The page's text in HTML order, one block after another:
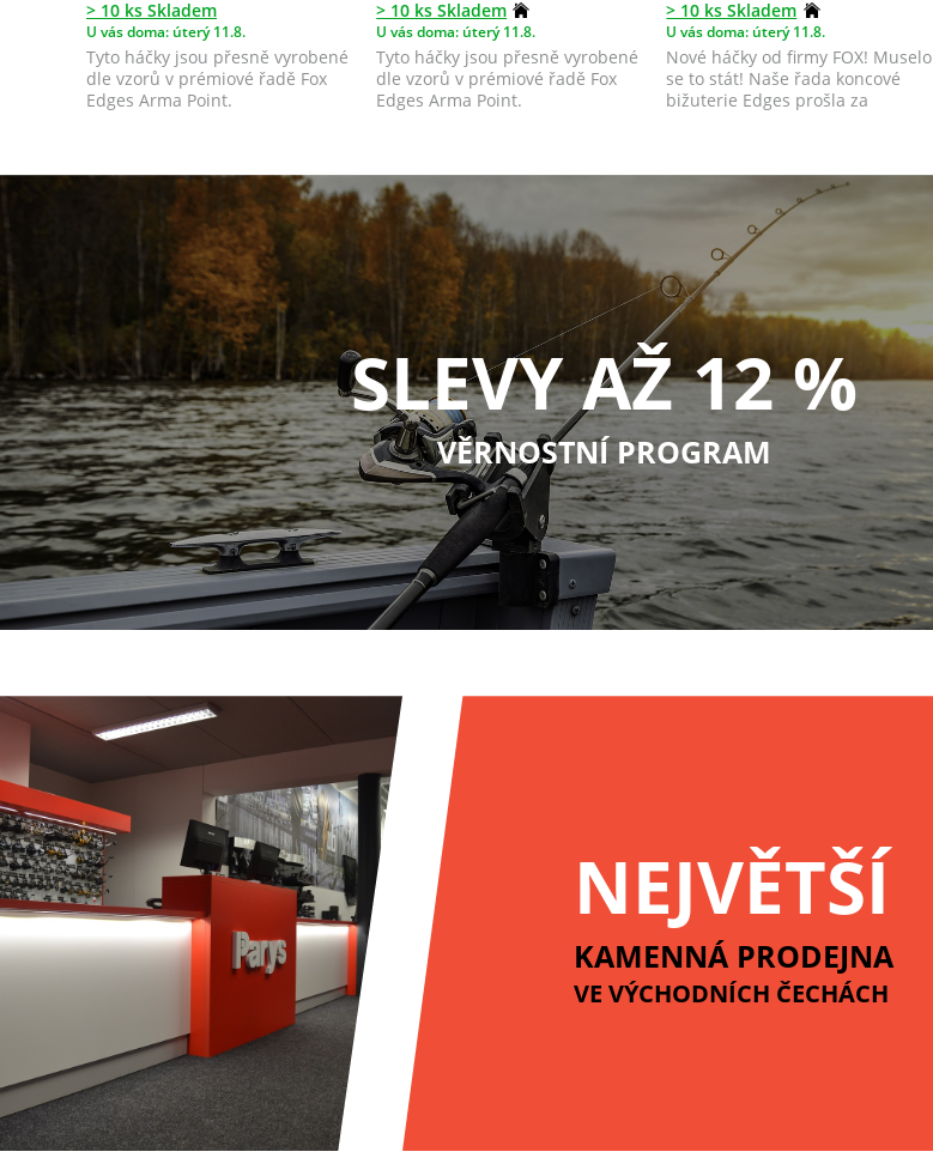
> 10 ks Skladem
U vás doma: úterý 11.8.
Tyto háčky jsou přesně vyrobené
dle vzorů v prémiové řadě Fox
Edges Arma Point.
> 10 ks Skladem
U vás doma: úterý 11.8.
Tyto háčky jsou přesně vyrobené
dle vzorů v prémiové řadě Fox
Edges Arma Point.
> 10 ks Skladem
U vás doma: úterý 11.8.
Nové háčky od firmy FOX! Muselo
se to stát! Naše řada koncové
bižuterie Edges prošla za
SLEVY AŽ 12 %
VĚRNOSTNÍ PROGRAM
NEJVĚTŠÍ
KAMENNÁ PRODEJNA
VE VÝCHODNÍCH ČECHÁCH